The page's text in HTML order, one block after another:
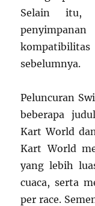
Selain itu,
sebelumnya.
Peluncuran
beberapa
Kart World
Kart World
yang lebih
cuaca, serta
per race.